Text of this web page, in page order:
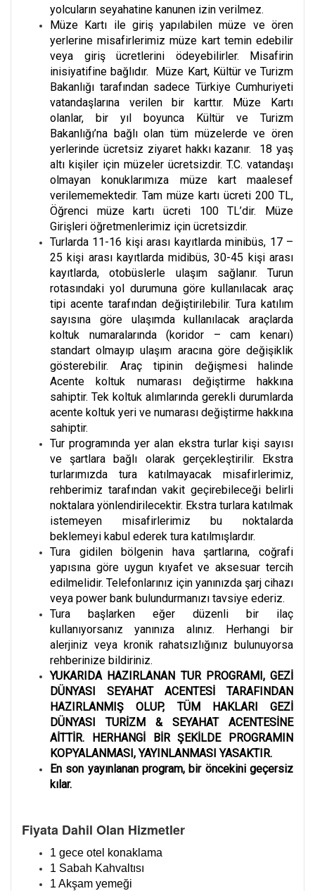
yolcuların seyahatine kanunen izin verilmez.
Müze Kartı ile giriş yapılabilen müze ve ören
yerlerine misafirlerimiz müze kart temin edebilir
veya giriş ücretlerini ödeyebilirler. Misafirin
inisiyatifine bağlıdır. Müze Kart, Kültür ve Turizm
Bakanlığı tarafından sadece Türkiye Cumhuriyeti
vatandaşlarına verilen bir karttır. Müze Kartı
olanlar, bir yıl boyunca Kültür ve Turizm
Bakanlığı’na bağlı olan tüm müzelerde ve ören
yerlerinde ücretsiz ziyaret hakkı kazanır. 18 yaş
altı kişiler için müzeler ücretsizdir. T.C. vatandaşı
olmayan konuklarımıza müze kart maalesef
verilememektedir. Tam müze kartı ücreti 200 TL,
Öğrenci müze kartı ücreti 100 TL’dir. Müze
Girişleri öğretmenlerimiz için ücretsizdir.
Turlarda 11-16 kişi arası kayıtlarda minibüs, 17 –
25 kişi arası kayıtlarda midibüs, 30-45 kişi arası
kayıtlarda, otobüslerle ulaşım sağlanır. Turun
rotasındaki yol durumuna göre kullanılacak araç
tipi acente tarafından değiştirilebilir. Tura katılım
sayısına göre ulaşımda kullanılacak araçlarda
koltuk numaralarında (koridor – cam kenarı)
standart olmayıp ulaşım aracına göre değişiklik
gösterebilir. Araç tipinin değişmesi halinde
Acente koltuk numarası değiştirme hakkına
sahiptir. Tek koltuk alımlarında gerekli durumlarda
acente koltuk yeri ve numarası değiştirme hakkına
sahiptir.
Tur programında yer alan ekstra turlar kişi sayısı
ve şartlara bağlı olarak gerçekleştirilir. Ekstra
turlarımızda tura katılmayacak misafirlerimiz,
rehberimiz tarafından vakit geçirebileceği belirli
noktalara yönlendirilecektir. Ekstra turlara katılmak
istemeyen misafirlerimiz bu noktalarda
beklemeyi kabul ederek tura katılmışlardır.
Tura gidilen bölgenin hava şartlarına, coğrafi
yapısına göre uygun kıyafet ve aksesuar tercih
edilmelidir. Telefonlarınız için yanınızda şarj cihazı
veya power bank bulundurmanızı tavsiye ederiz.
Tura başlarken eğer düzenli bir ilaç
kullanıyorsanız yanınıza alınız. Herhangi bir
alerjiniz veya kronik rahatsızlığınız bulunuyorsa
rehberinize bildiriniz.
YUKARIDA HAZIRLANAN TUR PROGRAMI, GEZİ
DÜNYASI SEYAHAT ACENTESİ TARAFINDAN
HAZIRLANMIŞ OLUP, TÜM HAKLARI GEZİ
DÜNYASI TURİZM & SEYAHAT ACENTESİNE
AİTTİR. HERHANGİ BİR ŞEKİLDE PROGRAMIN
KOPYALANMASI, YAYINLANMASI YASAKTIR.
En son yayınlanan program, bir öncekini geçersiz
kılar.
Fiyata Dahil Olan Hizmetler
1 gece otel konaklama
1 Sabah Kahvaltısı
1 Akşam yemeği